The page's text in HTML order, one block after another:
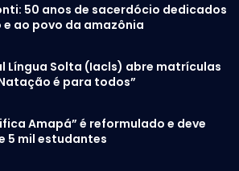
50 anos de sacerdócio dedicados
ao povo da amazônia
Língua Solta (Iacls) abre matrículas
é para todos”
Amapá” é reformulado e deve
5 mil estudantes